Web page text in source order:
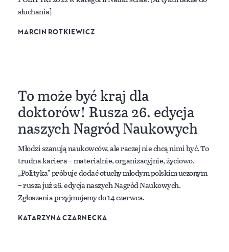
słuchania]
MARCIN ROTKIEWICZ
To może być kraj dla
doktorów! Rusza 26. edycja
naszych Nagród Naukowych
Młodzi szanują naukowców, ale raczej nie chcą nimi być. To
trudna kariera – materialnie, organizacyjnie, życiowo.
„Polityka” próbuje dodać otuchy młodym polskim uczonym
– rusza już 26. edycja naszych Nagród Naukowych.
Zgłoszenia przyjmujemy do 14 czerwca.
KATARZYNA CZARNECKA